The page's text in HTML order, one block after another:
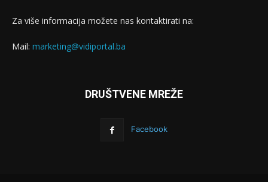
Za više informacija možete nas kontaktirati na:
Mail: marketing@vidiportal.ba
DRUŠTVENE MREŽE
Facebook